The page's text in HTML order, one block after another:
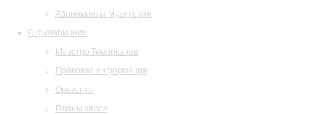
Абонементы Музитория
О филармонии
Маэстро Темирканов
Правовая информация
Оркестры
Планы залов